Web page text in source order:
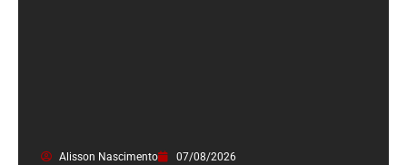
Alisson Nascimento 07/08/2026